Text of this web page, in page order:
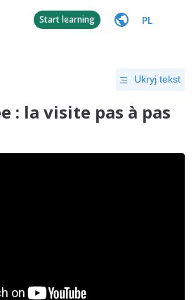
Start learning PL
Ukryj tekst
: la visite pas à pas